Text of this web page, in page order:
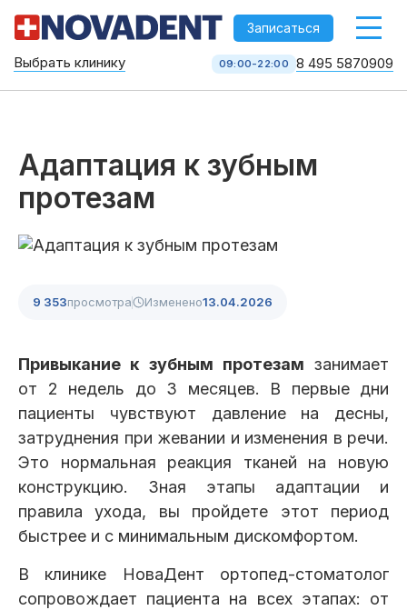
-->
Записаться
Услуги
Имплантация Протезирование Виниры
Клиники
Разумовская
Богатова
Цены
Выбрать клинику 09:00-22:00 8 495 5870909
Адаптация к зубным
протезам
9 353просмотра Изменено13.04.2026
Привыкание к зубным протезам занимает
от 2 недель до 3 месяцев. В первые дни
пациенты чувствуют давление на десны,
затруднения при жевании и изменения в речи.
Это нормальная реакция тканей на новую
конструкцию. Зная этапы адаптации и
правила ухода, вы пройдете этот период
быстрее и с минимальным дискомфортом.
В клинике НоваДент ортопед-стоматолог
сопровождает пациента на всех этапах: от